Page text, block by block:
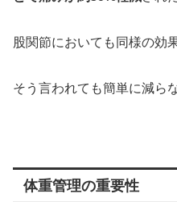
股関節においても同様の効
そう言われても簡単に減ら
体重管理の重要性